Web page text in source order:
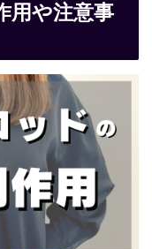
用や注意事